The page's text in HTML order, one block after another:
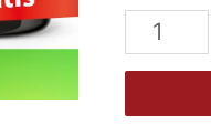
Röhnfried
Mauserpaket
1x